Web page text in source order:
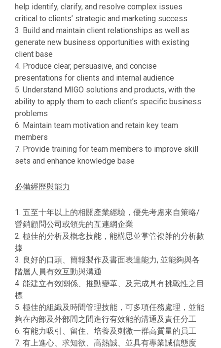
help identify, clarify, and resolve complex issues
critical to clients’ strategic and marketing success
3. Build and maintain client relationships as well as
generate new business opportunities with existing
client base
4. Produce clear, persuasive, and concise
presentations for clients and internal audience
5. Understand MIGO solutions and products, with the
ability to apply them to each client’s specific business
problems
6. Maintain team motivation and retain key team
members
7. Provide training for team members to improve skill
sets and enhance knowledge base
必備經歷與能力
1. 五至十年以上的相關產業經驗，優先考慮來自策略/
營銷顧問公司或領先的互連網企業
2. 極佳的分析及概念技能，能構思並掌管複雜的分析數
據
3. 良好的口頭、簡報製作及書面表達能力, 並能夠與各
階層人員有效互動與溝通
4. 能建立有效關係、推動變革、及完成具有挑戰性之目
標
5. 極佳的組織及時間管理技能，可多項任務處理，並能
夠在內部及外部間之間進行有效能的溝通及責任分工
6. 有能力吸引、留住、培養及刺激一群高質量的員工
7. 有上進心、求知欲、高熱誠、並具有專業誠信態度